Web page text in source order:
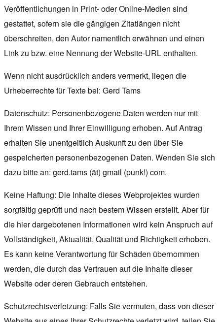
Veröffentlichungen in Print- oder Online-Medien sind
gestattet, sofern sie die gängigen Zitatlängen nicht
überschreiten, den Autor namentlich erwähnen und einen
Link zu bzw. eine Nennung der Website-URL enthalten.
Wenn nicht ausdrücklich anders vermerkt, liegen die
Urheberrechte für Texte bei: Gerd Tams
Datenschutz: Personenbezogene Daten werden nur mit
Ihrem Wissen und Ihrer Einwilligung erhoben. Auf Antrag
erhalten Sie unentgeltlich Auskunft zu den über Sie
gespeicherten personenbezogenen Daten. Wenden Sie sich
dazu bitte an: gerd.tams (ät) gmail (punk!) com.
Keine Haftung: Die Inhalte dieses Webprojektes wurden
sorgfältig geprüft und nach bestem Wissen erstellt. Aber für
die hier dargebotenen Informationen wird kein Anspruch auf
Vollständigkeit, Aktualität, Qualität und Richtigkeit erhoben.
Es kann keine Verantwortung für Schäden übernommen
werden, die durch das Vertrauen auf die Inhalte dieser
Website oder deren Gebrauch entstehen.
Schutzrechtsverletzung: Falls Sie vermuten, dass von dieser